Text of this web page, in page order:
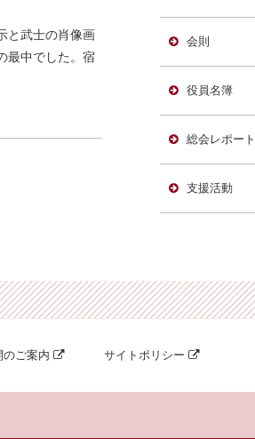
と武士の肖像画
最中でした。宿
会則
役員名簿
総会レポート
支援活動
のご案内 サイトポリシー